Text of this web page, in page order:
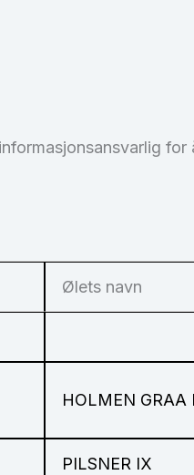
for
Ølets navn
HOLMEN GRAA
PILSNER IX